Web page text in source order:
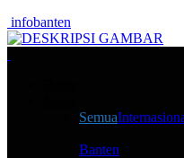
infobanten
Semua
Banten